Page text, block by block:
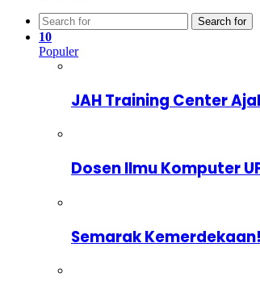
Search for
10
Populer
JAH Training Center
Dosen Ilmu Komputer
Semarak